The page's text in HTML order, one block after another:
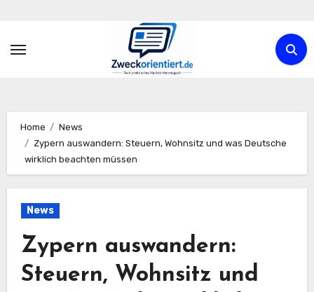
springen
Home
News
Zypern auswandern: Steuern, Wohnsitz und was Deutsche
wirklich beachten müssen
News
Zypern auswandern:
Steuern, Wohnsitz und